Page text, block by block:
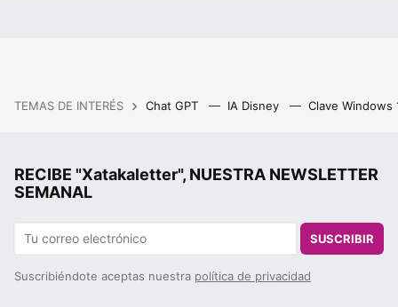
TEMAS DE INTERÉS Chat GPT IA Disney Clave Windows
RECIBE "Xatakaletter", NUESTRA NEWSLETTER
SEMANAL
SUSCRIBIR
Suscribiéndote aceptas nuestra política de privacidad